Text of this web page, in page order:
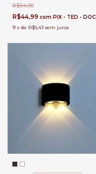
R$54,90
R$44,99 com PIX • TED • DOC
9 x de R$5,43 sem juros